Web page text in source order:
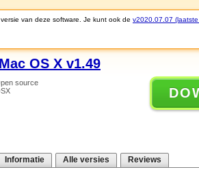
van deze software. Je kunt ook de v2020.07.07
OS X v1.49
source
Informatie Alle versies Reviews